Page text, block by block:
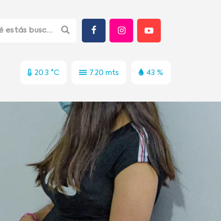
20.3 °C 7.20 mts 43 %